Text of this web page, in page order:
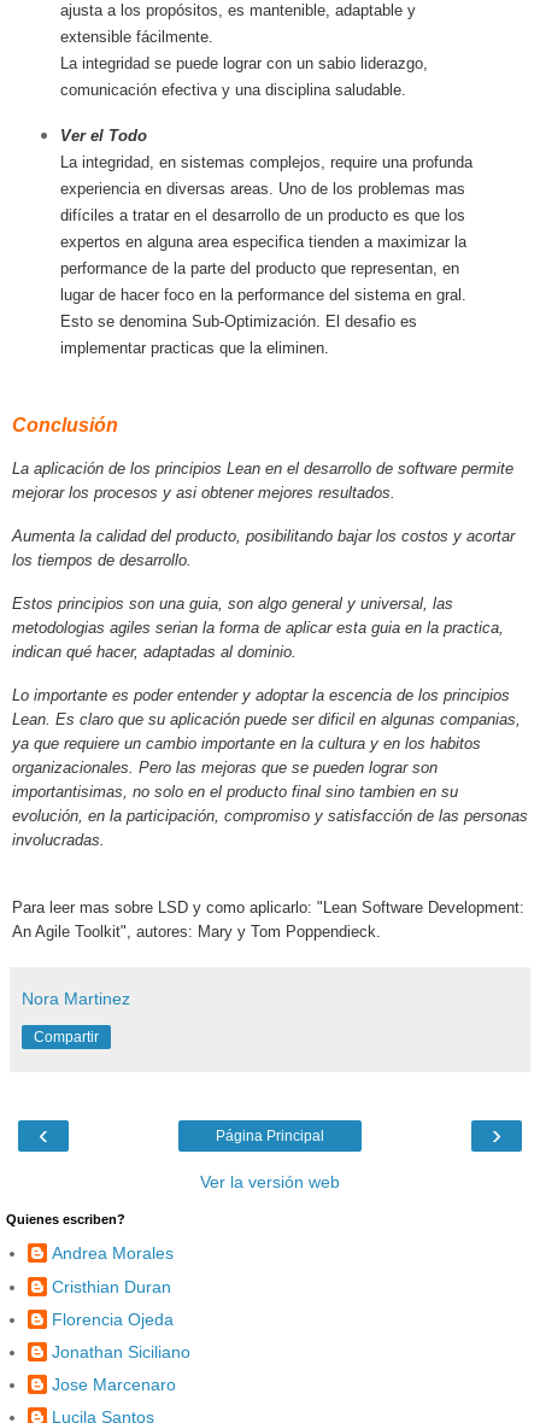
ajusta a los propósitos, es mantenible, adaptable y
extensible fácilmente.
La integridad se puede lograr con un sabio liderazgo,
comunicación efectiva y una disciplina saludable.
Ver el Todo
La integridad, en sistemas complejos, require una profunda
experiencia en diversas areas. Uno de los problemas mas
difíciles a tratar en el desarrollo de un producto es que los
expertos en alguna area especifica tienden a maximizar la
performance de la parte del producto que representan, en
lugar de hacer foco en la performance del sistema en gral.
Esto se denomina Sub-Optimización. El desafio es
implementar practicas que la eliminen.
Conclusión
La aplicación de los principios Lean en el desarrollo de software permite
mejorar los procesos y asi obtener mejores resultados.
Aumenta la calidad del producto, posibilitando bajar los costos y acortar
los tiempos de desarrollo.
Estos principios son una guia, son algo general y universal, las
metodologias agiles serian la forma de aplicar esta guia en la practica,
indican qué hacer, adaptadas al dominio.
Lo importante es poder entender y adoptar la escencia de los principios
Lean. Es claro que su aplicación puede ser dificil en algunas companias,
ya que requiere un cambio importante en la cultura y en los habitos
organizacionales. Pero las mejoras que se pueden lograr son
importantisimas, no solo en el producto final sino tambien en su
evolución, en la participación, compromiso y satisfacción de las personas
involucradas.
Para leer mas sobre LSD y como aplicarlo: "Lean Software Development:
An Agile Toolkit", autores: Mary y Tom Poppendieck.
Nora Martinez
Compartir
‹ ›
Página Principal
Ver la versión web
Quienes escriben?
Andrea Morales
Cristhian Duran
Florencia Ojeda
Jonathan Siciliano
Jose Marcenaro
Lucila Santos